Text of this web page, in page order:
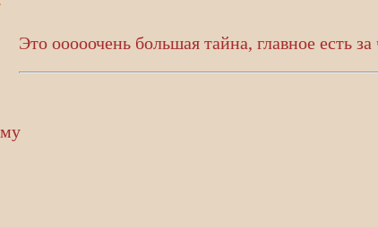
Это ооооочень большая тайна, главное есть за